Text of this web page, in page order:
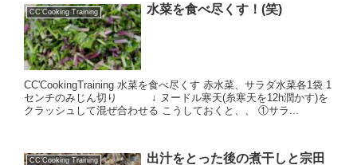
CC'Cooking Training 水菜を食べ尽くす！(笑)
CC'CookingTraining 水菜を食べ尽くす 赤水菜、サラダ水菜各1袋 1
センチのみじん切り ↓ ヌードル寒天(糸寒天を12h潤かす)を
クラッシュして混ぜ合わせる こうしておくと、、 ①サラ...
CC'Cooking Training
出汁をとった後の煮干しと宗田